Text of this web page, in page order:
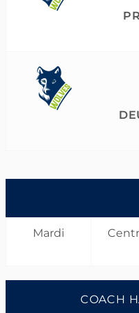
Mardi
COACH